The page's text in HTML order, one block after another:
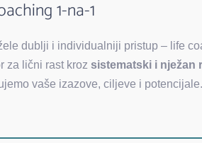
1-na-1
dublji i individualniji pristup – life
za lični rast krozsistematski i nježan
vaše izazove, ciljeve i potencijale.